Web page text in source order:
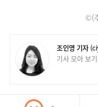
©(
조인영 기자
기사 모아 보